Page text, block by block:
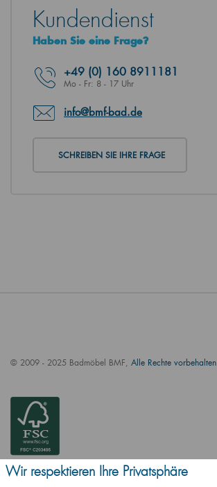
Kundendienst
Haben Sie eine Frage?
+49 (0) 160 8911181
Mo - Fr: 8 - 17 Uhr
info@bmf-bad.de
SCHREIBEN SIE IHRE FRAGE
© 2009 - 2025 Badmöbel BMF, Alle Rechte vorbehalten
Wir respektieren Ihre Privatsphäre